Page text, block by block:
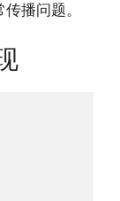
播问题。